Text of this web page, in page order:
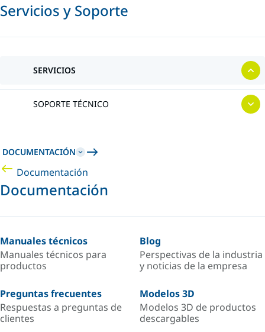
Servicios y Soporte
SERVICIOS
SOPORTE TÉCNICO
DOCUMENTACIÓN
Documentación
Documentación
Manuales técnicos
Manuales técnicos para
productos
Blog
Perspectivas de la industria
y noticias de la empresa
Preguntas frecuentes
Respuestas a preguntas de
clientes
Modelos 3D
Modelos 3D de productos
descargables